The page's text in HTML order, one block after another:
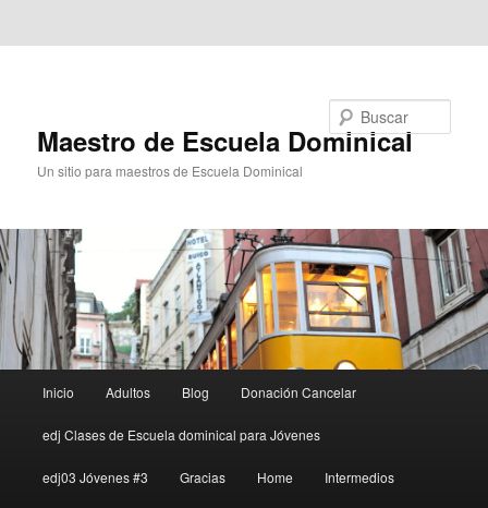
Maestro de Escuela Dominical
Un sitio para maestros de Escuela Dominical
principal
Inicio Adultos Blog Donación Cancelar
edj Clases de Escuela dominical para Jóvenes
edj03 Jóvenes #3 Gracias Home Intermedios